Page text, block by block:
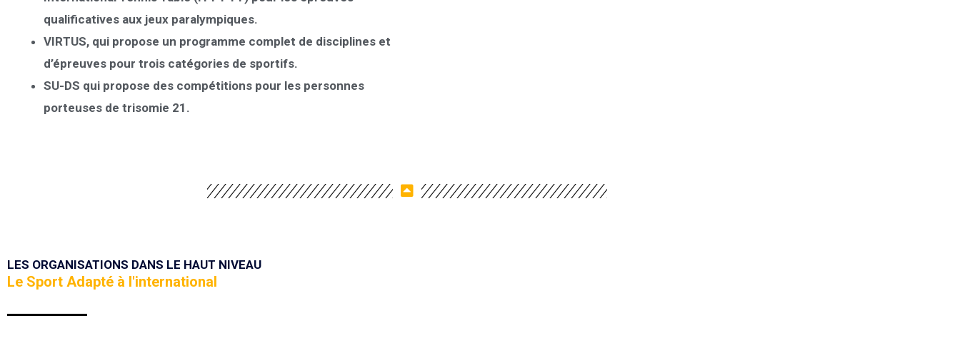
qualificatives aux jeux paralympiques.
VIRTUS, qui propose un programme complet de disciplines et
d’épreuves pour trois catégories de sportifs.
SU-DS qui propose des compétitions pour les personnes
porteuses de trisomie 21.
LES ORGANISATIONS DANS LE HAUT NIVEAU
Le Sport Adapté à l'international